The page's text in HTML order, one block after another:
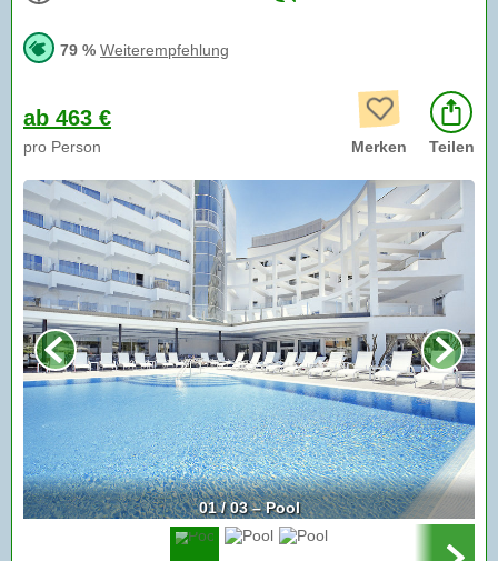
79 % Weiterempfehlung
ab 463 €
pro Person Merken Teilen
01 / 03 – Pool